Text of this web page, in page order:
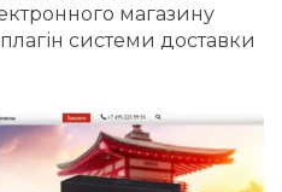
магазину
системи доставки